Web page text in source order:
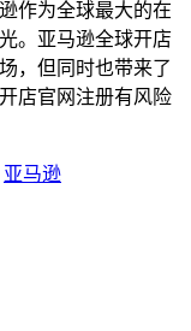
作为全球最大的在
。亚马逊全球开店
，但同时也带来了
店官网注册有风险
亚马逊